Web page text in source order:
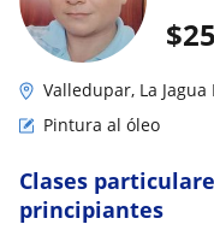
$
Valledupar, La Jagua
Pintura al óleo
Clases
principiantes